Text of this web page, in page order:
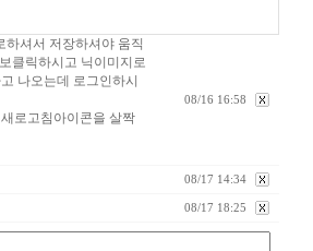
하셔서 저장하셔야 움직
클릭하시고 닉이미지로
나오는데 로그인하시
로고침아이콘을 살짝
08/16 16:58
08/17 14:34
08/17 18:25